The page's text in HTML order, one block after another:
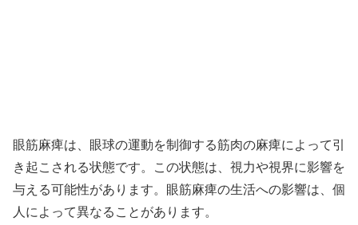
眼筋麻痺は、眼球の運動を制御する筋肉の麻痺によって引
き起こされる状態です。この状態は、視力や視界に影響を
与える可能性があります。眼筋麻痺の生活への影響は、個
人によって異なることがあります。